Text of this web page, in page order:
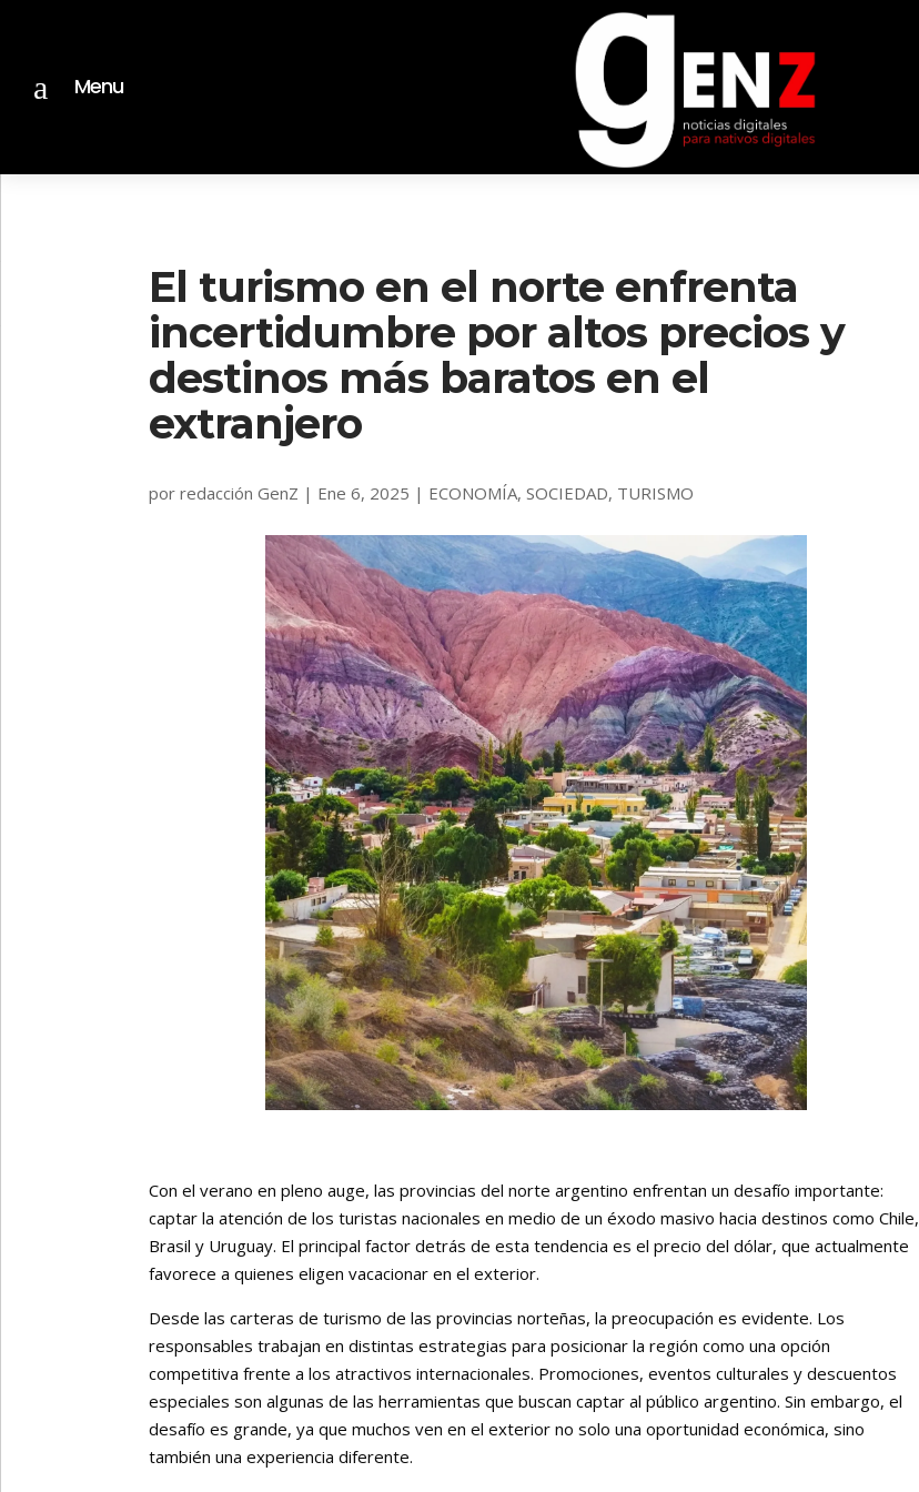
a Menu
El turismo en el norte enfrenta
incertidumbre por altos precios y
destinos más baratos en el
extranjero
porredacción GenZ | Ene 6, 2025 | ECONOMÍA,SOCIEDAD, TURISMO
Con el verano en pleno auge, las provincias del norte argentino enfrentan un desafío importante:
captar la atención de los turistas nacionales en medio de un éxodo masivo hacia destinos como Chile,
Brasil y Uruguay. El principal factor detrás de esta tendencia es el precio del dólar, que actualmente
favorece a quienes eligen vacacionar en el exterior.
Desde las carteras de turismo de las provincias norteñas, la preocupación es evidente. Los
responsables trabajan en distintas estrategias para posicionar la región como una opción
competitiva frente a los atractivos internacionales. Promociones, eventos culturales y descuentos
especiales son algunas de las herramientas que buscan captar al público argentino. Sin embargo, el
desafío es grande, ya que muchos ven en el exterior no solo una oportunidad económica, sino
también una experiencia diferente.